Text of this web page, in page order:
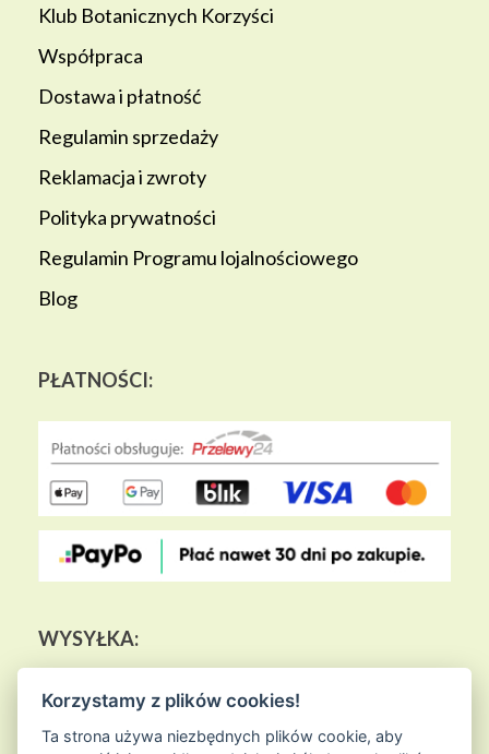
Klub Botanicznych Korzyści
Współpraca
Dostawa i płatność
Regulamin sprzedaży
Reklamacja i zwroty
Polityka prywatności
Regulamin Programu lojalnościowego
Blog
PŁATNOŚCI:
WYSYŁKA:
Korzystamy z plików cookies!
Ta strona używa niezbędnych plików cookie, aby